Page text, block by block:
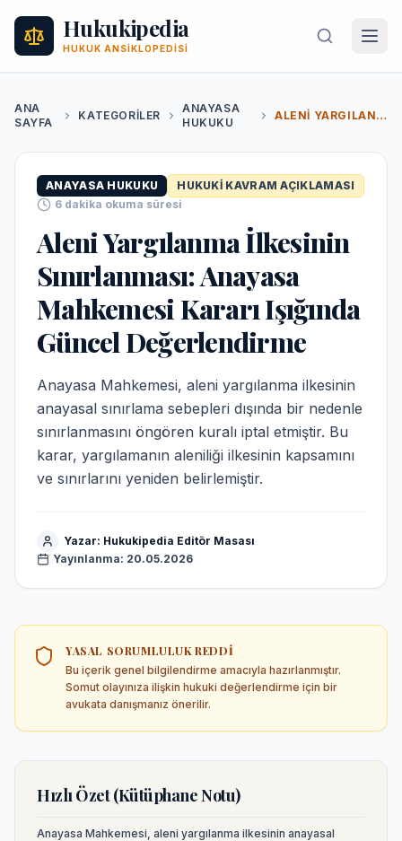
Hukukipedia
HUKUK ANSIKLOPEDISI
ANA
SAYFA
KATEGORILER
ANAYASA
HUKUKU
ALENI YARGILANMA İLKESININ SINIRLANMASI: ANAYASA MAHKEMESI KARARI IŞIĞINDA GÜNCEL DEĞERLENDIRME
ANAYASA HUKUKU
HUKUKI KAVRAM AÇIKLAMASI
6 dakika okuma süresi
Aleni Yargılanma İlkesinin
Sınırlanması: Anayasa
Mahkemesi Kararı Işığında
Güncel Değerlendirme
Anayasa Mahkemesi, aleni yargılanma ilkesinin
anayasal sınırlama sebepleri dışında bir nedenle
sınırlanmasını öngören kuralı iptal etmiştir. Bu
karar, yargılamanın aleniliği ilkesinin kapsamını
ve sınırlarını yeniden belirlemiştir.
Yazar: Hukukipedia Editör Masası
Yayınlanma: 20.05.2026
YASAL SORUMLULUK REDDI
Bu içerik genel bilgilendirme amacıyla hazırlanmıştır.
Somut olayınıza ilişkin hukuki değerlendirme için bir
avukata danışmanız önerilir.
Hızlı Özet (Kütüphane Notu)
Anayasa Mahkemesi, aleni yargılanma ilkesinin anayasal